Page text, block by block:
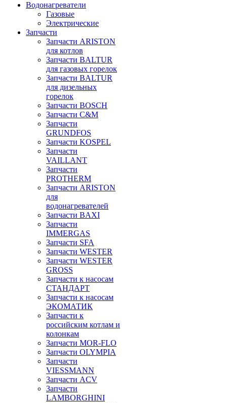
Водонагреватели
Газовые
Электрические
Запчасти
Запчасти ARISTON
для котлов
Запчасти BALTUR
для газовых горелок
Запчасти BALTUR
для дизельных
горелок
Запчасти BOSCH
Запчасти C&M
Запчасти
GRUNDFOS
Запчасти KOSPEL
Запчасти
VAILLANT
Запчасти
PROTHERM
Запчасти ARISTON
для
водонагревателей
Запчасти BAXI
Запчасти
IMMERGAS
Запчасти SFA
Запчасти WESTER
Запчасти WESTER
GROSS
Запчасти к насосам
СТАНДАРТ
Запчасти к насосам
ЭКОМАТИК
Запчасти к
российским котлам и
колонкам
Запчасти MOR-FLO
Запчасти OLYMPIA
Запчасти
VIESSMANN
Запчасти ACV
Запчасти
LAMBORGHINI